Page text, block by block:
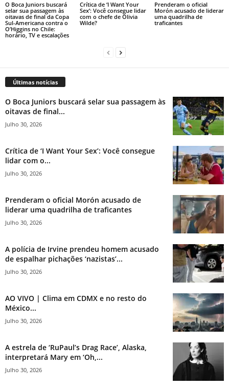
O Boca Juniors buscará
selar sua passagem às
oitavas de final da Copa
Sul-Americana contra o
O’Higgins no Chile:
horário, TV e escalações
Crítica de ‘I Want Your
Sex’: Você consegue lidar
com o chefe de Olivia
Wilde?
Prenderam o oficial
Morón acusado de liderar
uma quadrilha de
traficantes
Últimas notícias
O Boca Juniors buscará selar sua passagem às
oitavas de final...
Julho 30, 2026
Crítica de ‘I Want Your Sex’: Você consegue
lidar com o...
Julho 30, 2026
Prenderam o oficial Morón acusado de
liderar uma quadrilha de traficantes
Julho 30, 2026
A polícia de Irvine prendeu homem acusado
de espalhar pichações ‘nazistas’...
Julho 30, 2026
AO VIVO | Clima em CDMX e no resto do
México...
Julho 30, 2026
A estrela de ‘RuPaul’s Drag Race’, Alaska,
interpretará Mary em ‘Oh,...
Julho 30, 2026